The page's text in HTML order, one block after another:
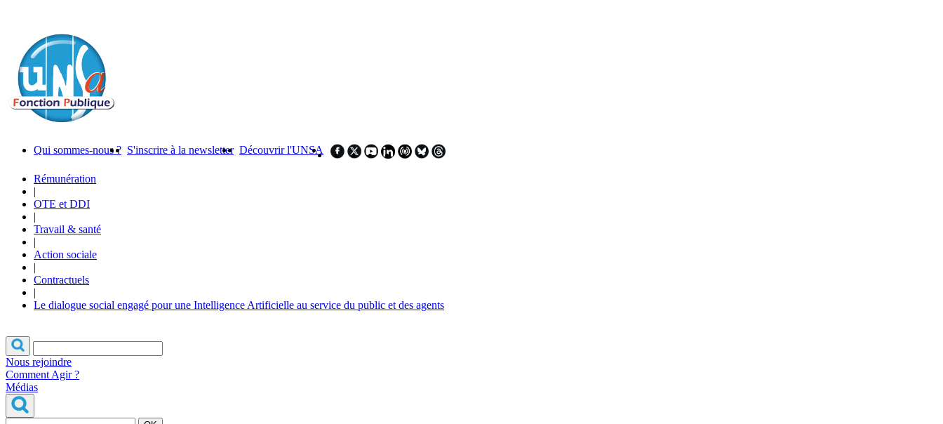
Qui sommes-nous ? S'inscrire à la newsletter Découvrir l'UNSA
Rémunération
|
OTE et DDI
|
Travail & santé
|
Action sociale
|
Contractuels
|
Le dialogue social engagé pour une Intelligence Artificielle au service du public et des agents
Nous rejoindre
Comment Agir ?
Médias